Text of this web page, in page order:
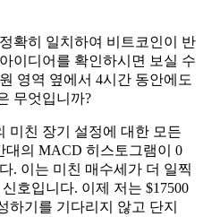
확히 일치하여 비트코인이 반
이디어를 확인하시면 보실 수
영역 옆에서 4시간 동안에도
무엇입니까?
미친 장기 설정에 대한 모든
대의 MACD 히스토그램이 0
. 이는 미친 매수세가 더 일찍
호입니다. 이제 저는 $17500
하기를 기다리지 않고 단지